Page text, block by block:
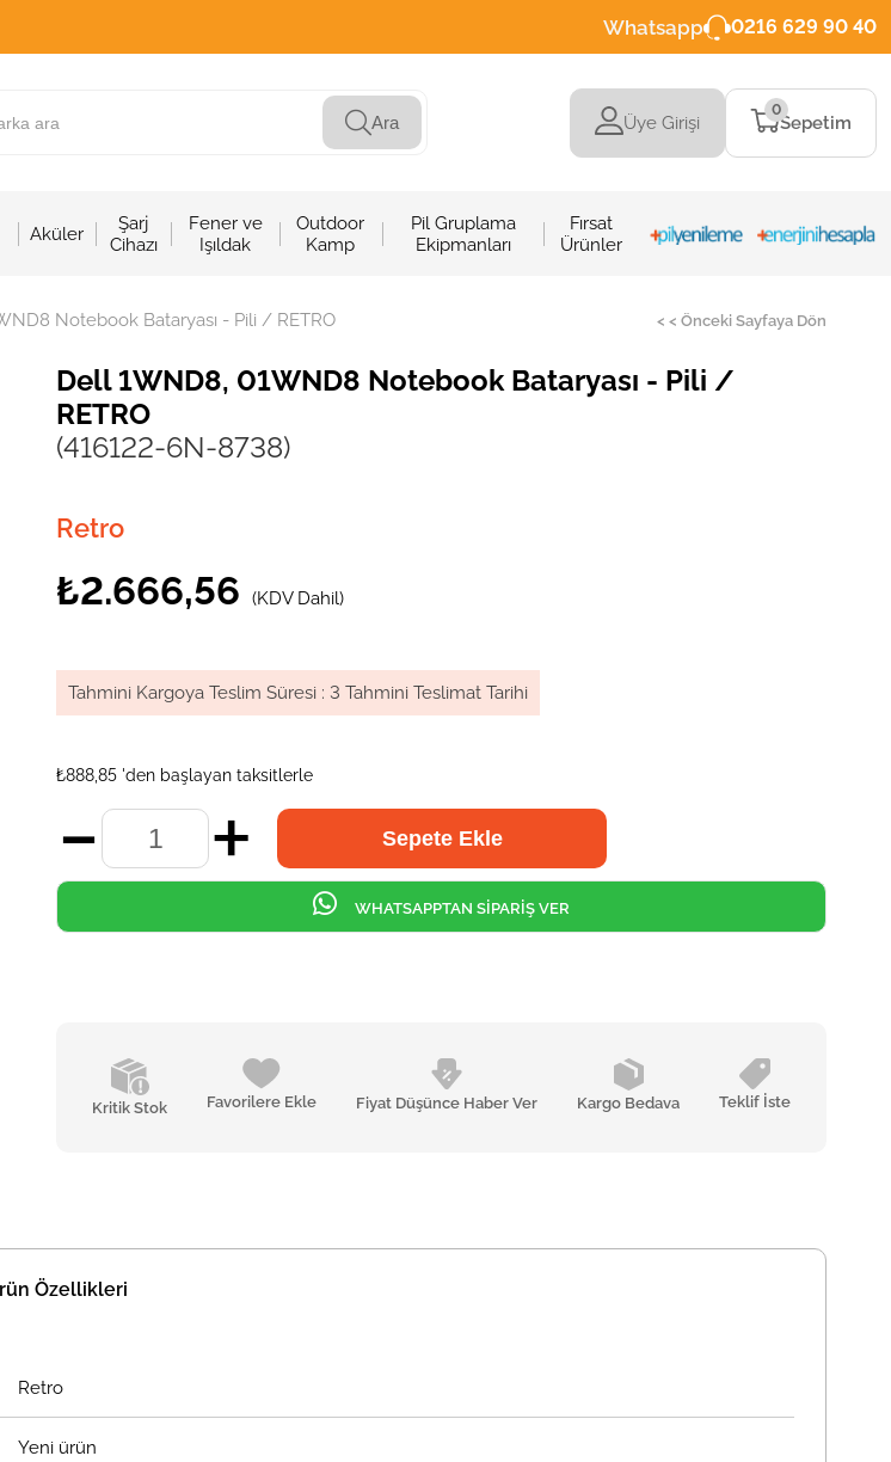
Whatsapp 0216 629 90 40
Ara Üye Girişi Sepetim
0
Aküler
Şarj
Cihazı
Fener ve
Işıldak
Outdoor
Kamp
Pil Gruplama
Ekipmanları
Fırsat
Ürünler
Notebook Bataryası - Pili / RETRO < < Önceki Sayfaya Dön
Dell 1WND8, 01WND8 Notebook Bataryası - Pili /
RETRO
(416122-6N-8738)
Retro
₺2.666,56 (KDV Dahil)
Tahmini Kargoya Teslim Süresi : 3 Tahmini Teslimat Tarihi
₺888,85 'den başlayan taksitlerle
Kritik Stok Favorilere Ekle Fiyat Düşünce Haber Ver Kargo Bedava Teklif İste
WHATSAPPTAN SİPARİŞ VER
Özellikleri
Retro
Yeni ürün